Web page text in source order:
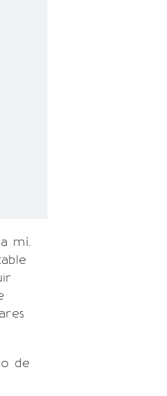
mí.
de